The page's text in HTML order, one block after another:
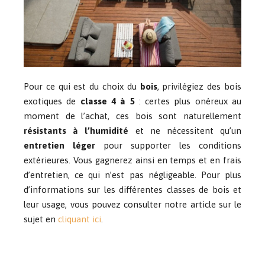
Pour ce qui est du choix du bois, privilégiez des bois
exotiques de classe 4 à 5: certes plus onéreux au
moment de l’achat, ces bois sont naturellement
résistants à l’humidité et ne nécessitent qu’un
entretien léger pour supporter les conditions
extérieures. Vous gagnerez ainsi en temps et en frais
d’entretien, ce qui n’est pas négligeable. Pour plus
d’informations sur les différentes classes de bois et
leur usage, vous pouvez consulter notre article sur le
sujet en cliquant ici